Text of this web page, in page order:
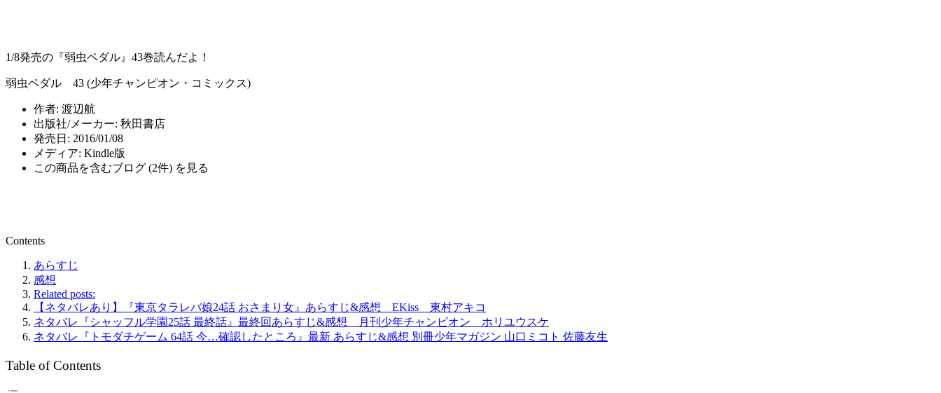
1/8発売の『弱虫ペダル』43巻読んだよ！
弱虫ペダル 43 (少年チャンピオン・コミックス)
作者: 渡辺航
出版社/メーカー: 秋田書店
発売日: 2016/01/08
メディア: Kindle版
この商品を含むブログ (2件) を見る
Contents
あらすじ
感想
Related posts:
【ネタバレあり】『東京タラレバ娘24話 おさまり女』あらすじ&感想 EKiss 東村アキコ
ネタバレ『シャッフル学園25話 最終話』最終回あらすじ&感想 月刊少年チャンピオン ホリユウスケ
ネタバレ『トモダチゲーム 64話 今…確認したところ』最新 あらすじ&感想 別冊少年マガジン 山口ミコト 佐藤友生
Table of Contents